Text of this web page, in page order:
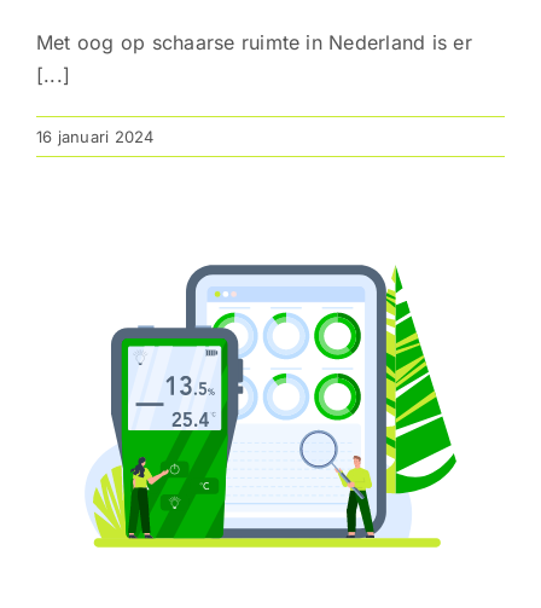
Met oog op schaarse ruimte in Nederland is er
[...]
16 januari 2024